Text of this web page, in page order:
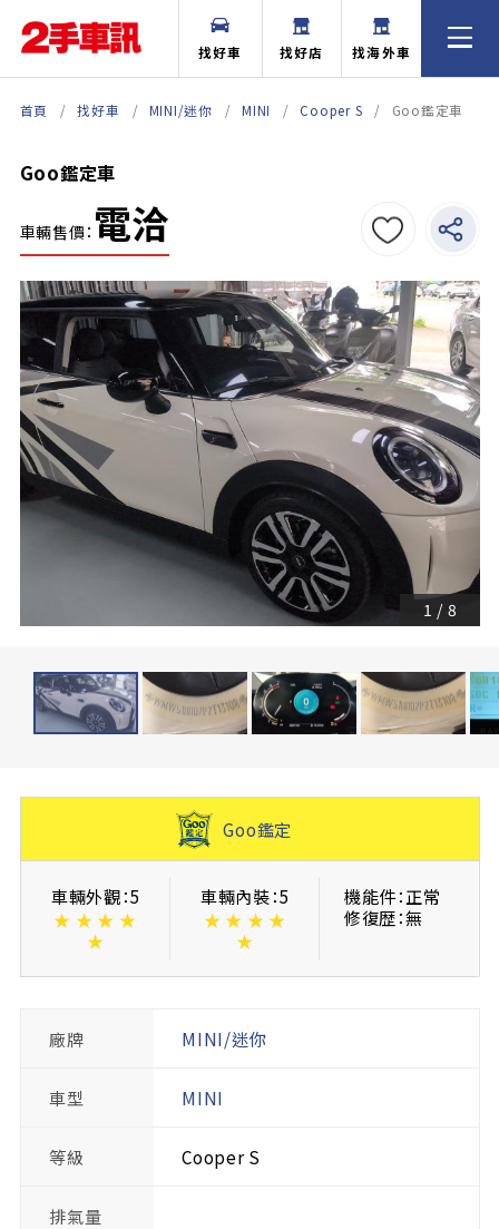
找好車 找好店 找海外車
首頁 找好車 MINI/迷你 MINI Cooper S Goo鑑定車
Goo鑑定車
車輛售價： 電洽
1 / 8
Goo鑑定
車輛外觀：5
★ ★ ★ ★
★
車輛內裝：5
★ ★ ★ ★
★
機能件：正常
修復歴：無
廠牌 MINI/迷你
車型 MINI
等級 Cooper S
排氣量